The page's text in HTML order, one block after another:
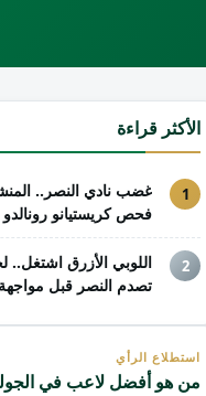
الأكثر قراءة
1
غضب نادي النصر..
فحص كريستيانو رونالدو
2
اللوبي الأزرق اشتغل..
تصدم النصر قبل مواجهة
استطلاع الرأي
من هو أفضل لاعب في